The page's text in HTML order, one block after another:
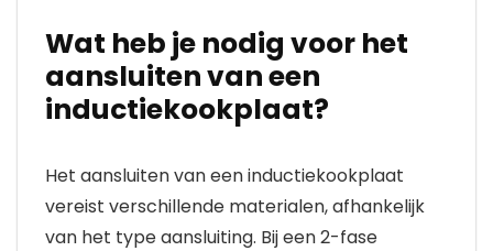
Wat heb je nodig voor het
aansluiten van een
inductiekookplaat?
Het aansluiten van een inductiekookplaat
vereist verschillende materialen, afhankelijk
van het type aansluiting. Bij een 2-fase